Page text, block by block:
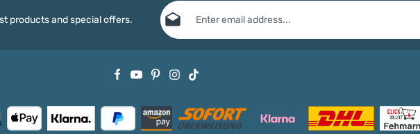
Wooden beads 10 millimeter -
product features Our wooden
beads are suitable for pacifier
characterized by the following
properties: Material: mainly
(ESC/PEFC)produced in Germany
Quantity: 50 pieces free choice of
color Diameter: 10
products and special offers.
Email address*
By selecting continue you confirm that you have read our